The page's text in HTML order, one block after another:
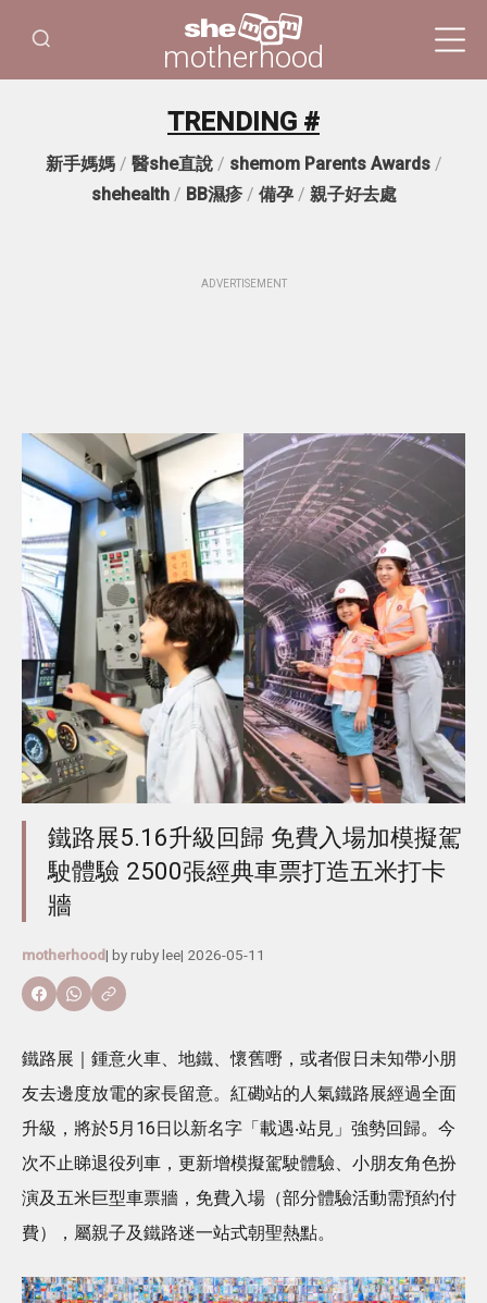
motherhood
TRENDING #
新手媽媽/ 醫she直說/ shemom Parents Awards/
shehealth/ BB濕疹/ 備孕/ 親子好去處
ADVERTISEMENT
鐵路展5.16升級回歸 免費入場加模擬駕
駛體驗 2500張經典車票打造五米打卡
牆
motherhood| byruby lee| 2026-05-11
鐵路展｜鍾意火車、地鐵、懷舊嘢，或者假日未知帶小朋
友去邊度放電的家長留意。紅磡站的人氣鐵路展經過全面
升級，將於5月16日以新名字「載遇‧站見」強勢回歸。今
次不止睇退役列車，更新增模擬駕駛體驗、小朋友角色扮
演及五米巨型車票牆，免費入場（部分體驗活動需預約付
費），屬親子及鐵路迷一站式朝聖熱點。